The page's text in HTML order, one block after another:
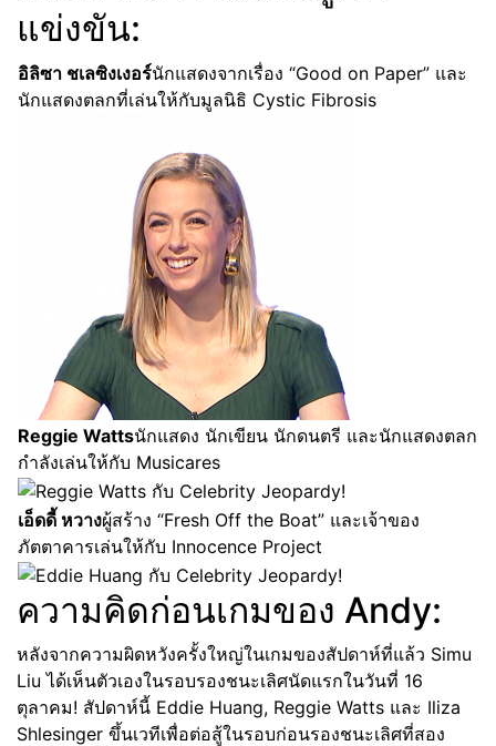
แข่งขัน:
อิลิซา ชเลซิงเงอร์นักแสดงจากเรื่อง “Good on Paper” และ
นักแสดงตลกที่เล่นให้กับมูลนิธิ Cystic Fibrosis
Reggie Wattsนักแสดง นักเขียน นักดนตรี และนักแสดงตลก
กำลังเล่นให้กับ Musicares
เอ็ดดี้ หวางผู้สร้าง “Fresh Off the Boat” และเจ้าของ
ภัตตาคารเล่นให้กับ Innocence Project
ความคิดก่อนเกมของ Andy:
หลังจากความผิดหวังครั้งใหญ่ในเกมของสัปดาห์ที่แล้ว Simu
Liu ได้เห็นตัวเองในรอบรองชนะเลิศนัดแรกในวันที่ 16
ตุลาคม! สัปดาห์นี้ Eddie Huang, Reggie Watts และ Iliza
Shlesinger ขึ้นเวทีเพื่อต่อสู้ในรอบก่อนรองชนะเลิศที่สอง